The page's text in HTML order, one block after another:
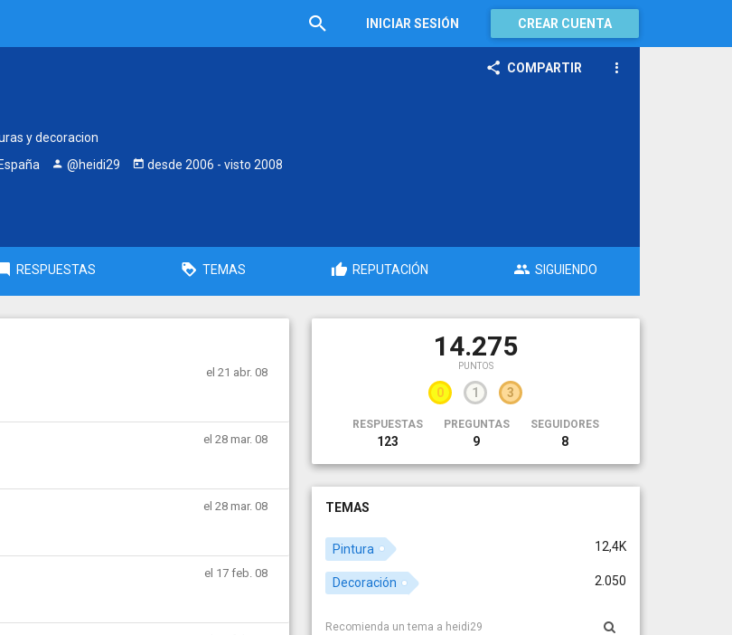
INICIAR SESIÓN CREAR CUENTA
COMPARTIR
y decoracion
@heidi29 desde 2006 - visto 2008
RESPUESTAS TEMAS REPUTACIÓN SIGUIENDO
el 21 abr. 08
el 28 mar. 08
el 28 mar. 08
el 17 feb. 08
14.275
PUNTOS
0 1 3
RESPUESTAS
123
PREGUNTAS
9
SEGUIDORES
8
TEMAS
12,4K
Pintura
2.050
Decoración